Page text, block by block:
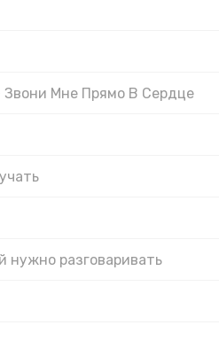
Звони Мне Прямо В Сердце
нужно разговаривать